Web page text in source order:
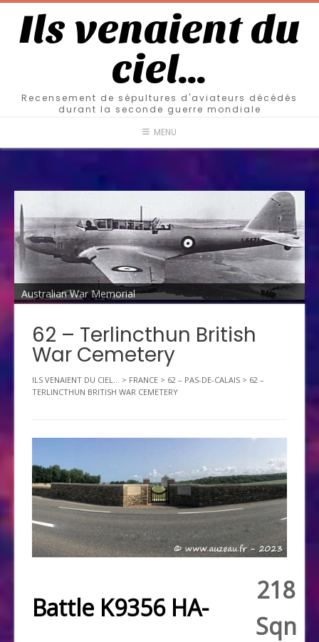
Ils venaient du
ciel…
Recensement de sépultures d'aviateurs décédés
durant la seconde guerre mondiale
MENU
Australian War Memorial
62 – Terlincthun British
War Cemetery
ILS VENAIENT DU CIEL... > FRANCE > 62 – PAS-DE-CALAIS > 62 –
TERLINCTHUN BRITISH WAR CEMETERY
Battle K9356 HA-
218
Sqn